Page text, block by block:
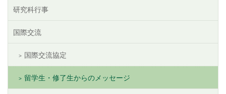
研究科行事
国際交流
国際交流協定
留学生・修了生からのメッセージ